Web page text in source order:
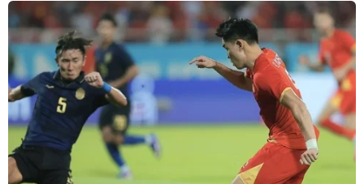
#Làm giàu urani #Hạt nhân #Iran
#Israel
Iran
Theo dõi VietnamPlus